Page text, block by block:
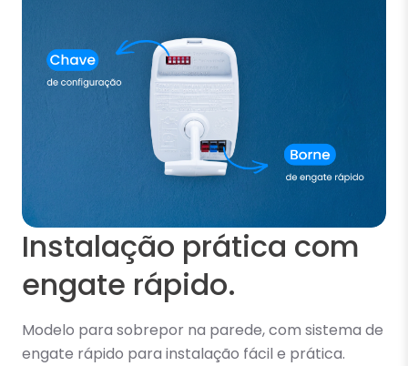
Instalação prática com
engate rápido.
Modelo para sobrepor na parede, com sistema de
engate rápido para instalação fácil e prática.